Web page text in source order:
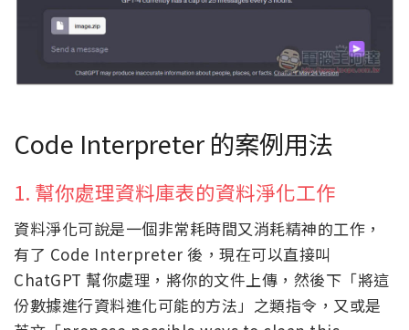
Code Interpreter 的案例用法
1. 幫你處理資料庫表的資料淨化工作
資料淨化可說是一個非常耗時間又消耗精神的工作，
有了 Code Interpreter 後，現在可以直接叫
ChatGPT 幫你處理，將你的文件上傳，然後下「將這
份數據進行資料進化可能的方法」之類指令，又或是